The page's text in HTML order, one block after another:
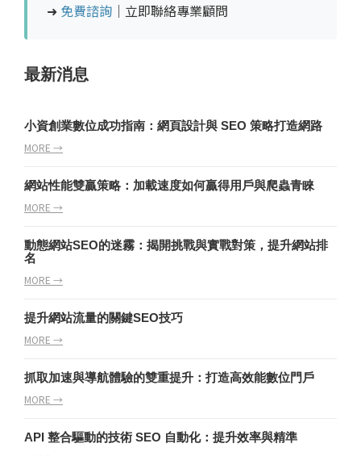
➜ 免費諮詢 ｜立即聯絡專業顧問
最新消息
小資創業數位成功指南：網頁設計與 SEO 策略打造網路
MORE →
網站性能雙贏策略：加載速度如何贏得用戶與爬蟲青睞
MORE →
動態網站SEO的迷霧：揭開挑戰與實戰對策，提升網站排
名
MORE →
提升網站流量的關鍵SEO技巧
MORE →
抓取加速與導航體驗的雙重提升：打造高效能數位門戶
MORE →
API 整合驅動的技術 SEO 自動化：提升效率與精準